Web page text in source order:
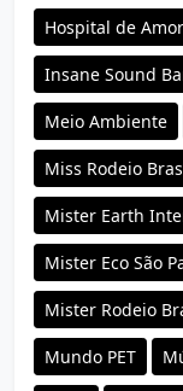
Hospital de Amor
Insane Sound
Meio Ambiente
Miss Rodeio
Mister Earth
Mister Eco São
Mister Rodeio
Mundo PET